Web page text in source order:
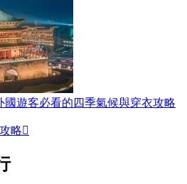
國遊客必看的四季氣候與穿衣攻略
略